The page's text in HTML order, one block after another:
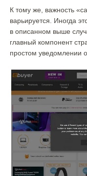
К тому же, важность
варьируется. Иногда
в описанном выше
главный компонент
простом уведомлении